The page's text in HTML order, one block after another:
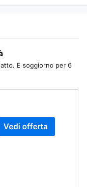
E soggiorno per 6
Vedi offerta